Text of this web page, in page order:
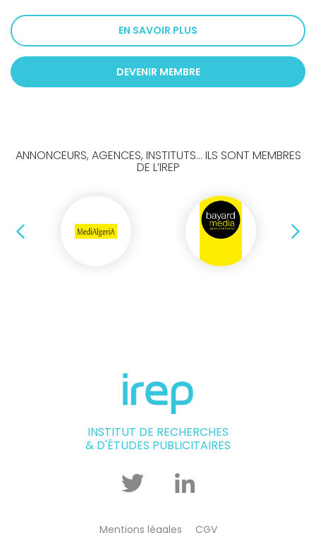
EN SAVOIR PLUS
DEVENIR MEMBRE
ANNONCEURS, AGENCES, INSTITUTS... ILS SONT MEMBRES
DE L’IREP
Précédent
INSTITUT DE RECHERCHES
& D'ÉTUDES PUBLICITAIRES
Twitter Linkedin
Mentions légales CGV